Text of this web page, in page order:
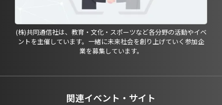
(株)共同通信社は、教育・文化・スポーツなど各分野の活動やイベ
ントを主催しています。一緒に未来社会を創り上げていく参加企
業を募集しています。
関連イベント・サイト